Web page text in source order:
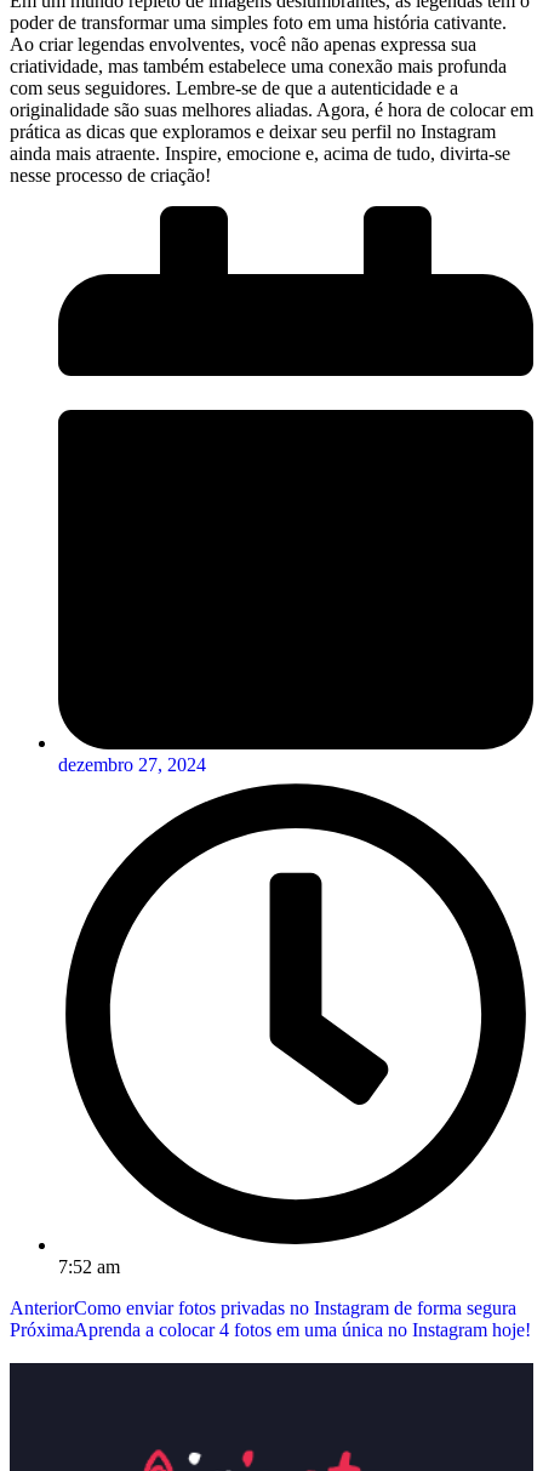
poder de transformar uma simples foto‍ em uma ​história cativante.
Ao criar legendas envolventes, você não apenas expressa sua
criatividade, mas também estabelece uma conexão mais profunda
com seus seguidores. Lembre-se de que a autenticidade⁤ e a
originalidade são suas melhores aliadas. Agora, é hora de colocar em
prática as dicas‍ que exploramos e ⁤deixar seu perfil no Instagram
ainda mais atraente. Inspire, emocione e,​ acima de tudo, divirta-se
nesse processo ​de criação!
dezembro 27, 2024
7:52 am
AnteriorComo enviar fotos privadas no Instagram de forma segura
PróximaAprenda a colocar 4 fotos em uma única no Instagram hoje!